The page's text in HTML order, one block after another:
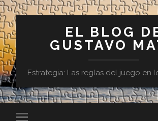
EL BLOG
GUSTAVO
Estrategia: Las reglas del juego en